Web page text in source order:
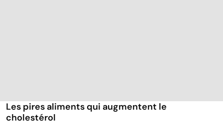
Les pires aliments qui augmentent le
cholestérol